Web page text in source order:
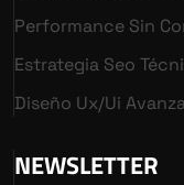
Performance Sin
Estrategia Seo
Diseño Ux/ui
NEWSLETTER